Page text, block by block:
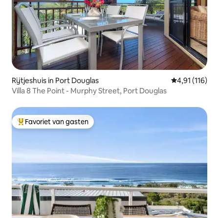
Rijtjeshuis in Port Douglas Gemiddelde
4,91 (116)
Villa 8 The Point - Murphy Street, Port Douglas
Topfavoriet van gasten
Favoriet van gasten